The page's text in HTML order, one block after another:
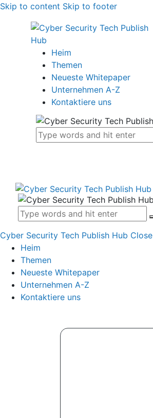
Skip to content Skip to footer
Heim
Themen
Neueste Whitepaper
Unternehmen A-Z
Kontaktiere uns
Cyber Security Tech Publish Hub Close
Heim
Themen
Neueste Whitepaper
Unternehmen A-Z
Kontaktiere uns